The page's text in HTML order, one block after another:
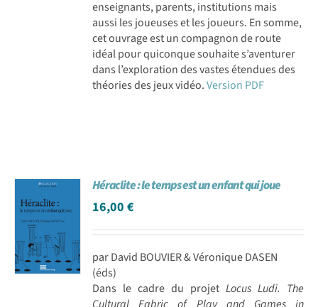
enseignants, parents, institutions mais
aussi les joueuses et les joueurs. En somme,
cet ouvrage est un compagnon de route
idéal pour quiconque souhaite s’aventurer
dans l’exploration des vastes étendues des
théories des jeux vidéo.Version PDF
Héraclite : le temps est un enfant qui joue
16,00€
par David BOUVIER & Véronique DASEN
(éds)
Dans le cadre du projetLocus Ludi. The